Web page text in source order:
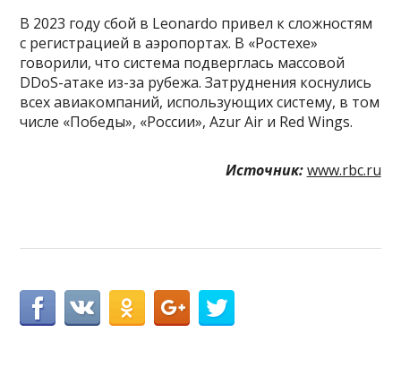
В 2023 году сбой в Leonardо привел к сложностям
с регистрацией в аэропортах. В «Ростехе»
говорили, что система подверглась массовой
DDоS-атаке из-за рубежа. Затруднения коснулись
всех авиакомпаний, использующих систему, в том
числе «Победы», «России», Azur Air и Red Wings.
Источник: www.rbc.ru